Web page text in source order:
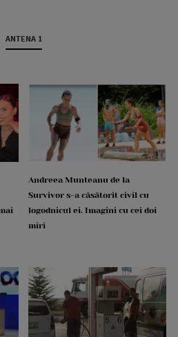
ANTENA 1
Andreea Munteanu de la
Survivor s-a căsătorit civil cu
logodnicul ei. Imagini cu cei doi
miri